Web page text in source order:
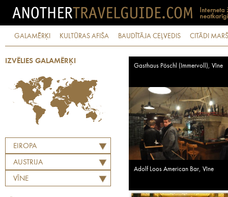
GALAMĒRĶI KULTŪRAS AFIŠA BAUDĪTĀJA CEĻVEDIS CITĀDI
IZVĒLIES GALAMĒRĶI
EIROPA
AUSTRIJA
VĪNE
Gasthaus Pöschl (Immervoll), Vīne
Adolf Loos American Bar, Vīne